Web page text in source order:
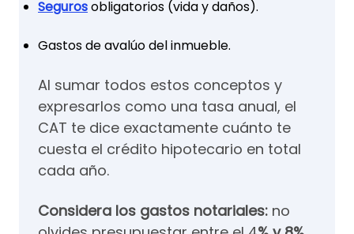
Segurosobligatorios (vida y daños).
Gastos de avalúo del inmueble.
Al sumar todos estos conceptos y
expresarlos como una tasa anual, el
CAT te dice exactamente cuánto te
cuesta el crédito hipotecario en total
cada año.
Considera los gastos notariales: no